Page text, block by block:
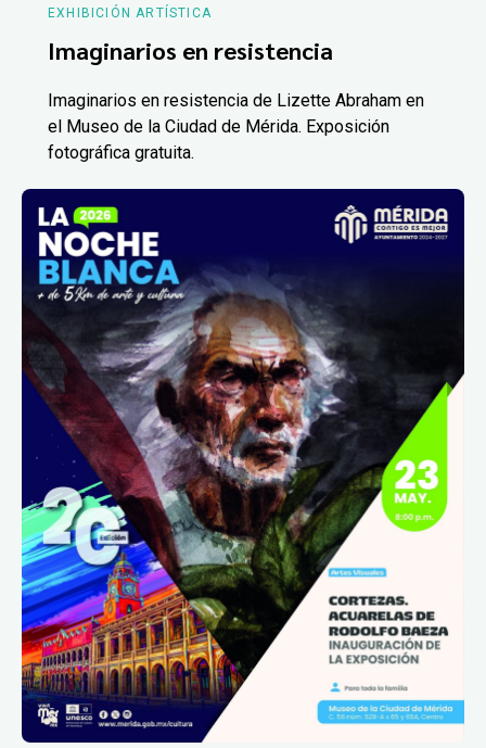
EXHIBICIÓN ARTÍSTICA
Imaginarios en resistencia
Imaginarios en resistencia de Lizette Abraham en
el Museo de la Ciudad de Mérida. Exposición
fotográfica gratuita.